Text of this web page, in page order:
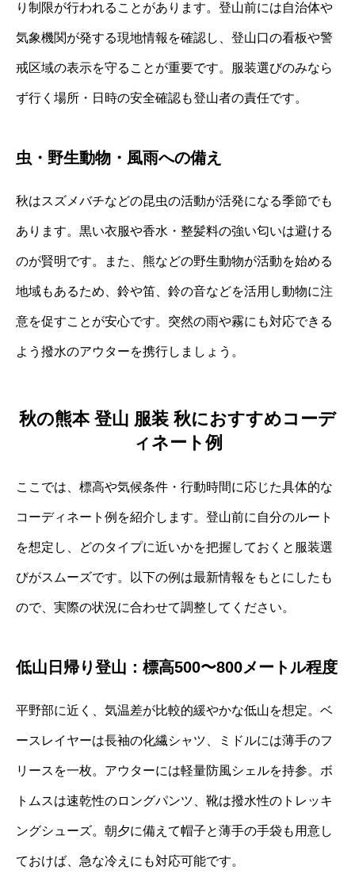
り制限が行われることがあります。登山前には自治体や
気象機関が発する現地情報を確認し、登山口の看板や警
戒区域の表示を守ることが重要です。服装選びのみなら
ず行く場所・日時の安全確認も登山者の責任です。
虫・野生動物・風雨への備え
秋はスズメバチなどの昆虫の活動が活発になる季節でも
あります。黒い衣服や香水・整髪料の強い匂いは避ける
のが賢明です。また、熊などの野生動物が活動を始める
地域もあるため、鈴や笛、鈴の音などを活用し動物に注
意を促すことが安心です。突然の雨や霧にも対応できる
よう撥水のアウターを携行しましょう。
秋の熊本 登山 服装 秋におすすめコーデ
ィネート例
ここでは、標高や気候条件・行動時間に応じた具体的な
コーディネート例を紹介します。登山前に自分のルート
を想定し、どのタイプに近いかを把握しておくと服装選
びがスムーズです。以下の例は最新情報をもとにしたも
ので、実際の状況に合わせて調整してください。
低山日帰り登山：標高500〜800メートル程度
平野部に近く、気温差が比較的緩やかな低山を想定。ベ
ースレイヤーは長袖の化繊シャツ、ミドルには薄手のフ
リースを一枚。アウターには軽量防風シェルを持参。ボ
トムスは速乾性のロングパンツ、靴は撥水性のトレッキ
ングシューズ。朝夕に備えて帽子と薄手の手袋も用意し
ておけば、急な冷えにも対応可能です。